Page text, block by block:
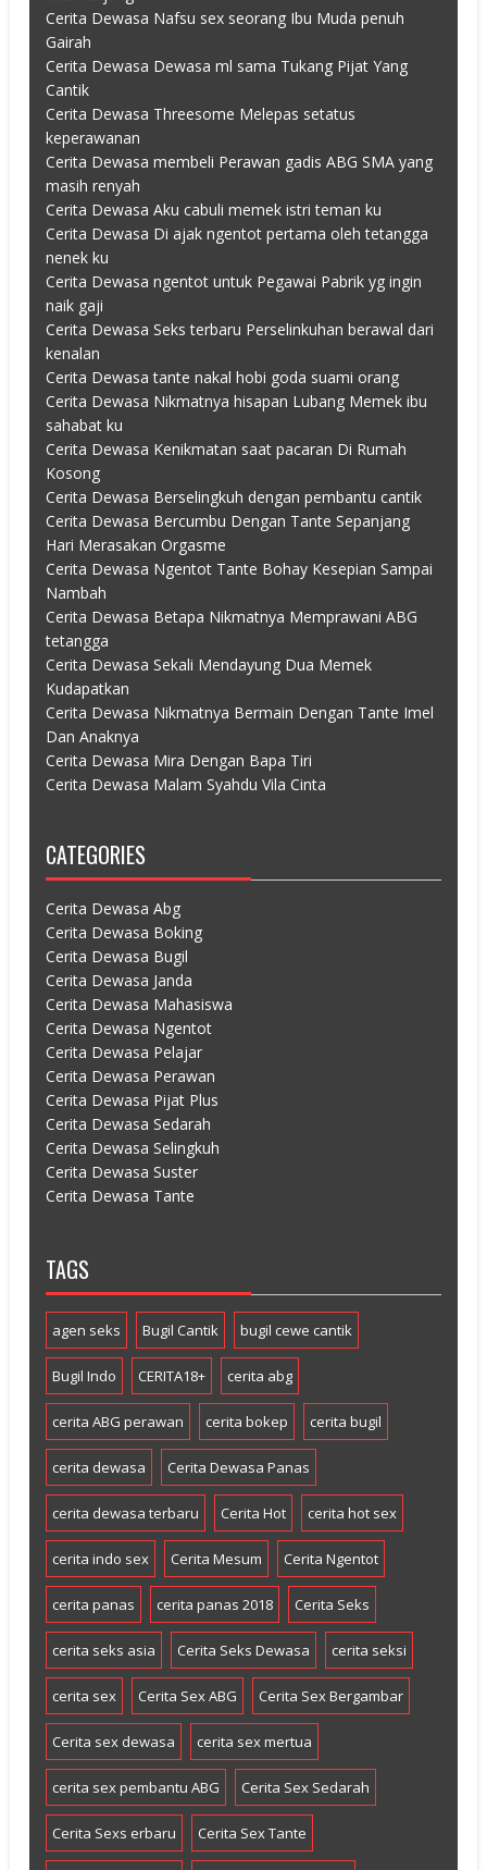
Cerita Dewasa Nafsu sex seorang Ibu Muda penuh
Gairah
Cerita Dewasa Dewasa ml sama Tukang Pijat Yang
Cantik
Cerita Dewasa Threesome Melepas setatus
keperawanan
Cerita Dewasa membeli Perawan gadis ABG SMA yang
masih renyah
Cerita Dewasa Aku cabuli memek istri teman ku
Cerita Dewasa Di ajak ngentot pertama oleh tetangga
nenek ku
Cerita Dewasa ngentot untuk Pegawai Pabrik yg ingin
naik gaji
Cerita Dewasa Seks terbaru Perselinkuhan berawal dari
kenalan
Cerita Dewasa tante nakal hobi goda suami orang
Cerita Dewasa Nikmatnya hisapan Lubang Memek ibu
sahabat ku
Cerita Dewasa Kenikmatan saat pacaran Di Rumah
Kosong
Cerita Dewasa Berselingkuh dengan pembantu cantik
Cerita Dewasa Bercumbu Dengan Tante Sepanjang
Hari Merasakan Orgasme
Cerita Dewasa Ngentot Tante Bohay Kesepian Sampai
Nambah
Cerita Dewasa Betapa Nikmatnya Memprawani ABG
tetangga
Cerita Dewasa Sekali Mendayung Dua Memek
Kudapatkan
Cerita Dewasa Nikmatnya Bermain Dengan Tante Imel
Dan Anaknya
Cerita Dewasa Mira Dengan Bapa Tiri
Cerita Dewasa Malam Syahdu Vila Cinta
CATEGORIES
Cerita Dewasa Abg
Cerita Dewasa Boking
Cerita Dewasa Bugil
Cerita Dewasa Janda
Cerita Dewasa Mahasiswa
Cerita Dewasa Ngentot
Cerita Dewasa Pelajar
Cerita Dewasa Perawan
Cerita Dewasa Pijat Plus
Cerita Dewasa Sedarah
Cerita Dewasa Selingkuh
Cerita Dewasa Suster
Cerita Dewasa Tante
TAGS
agen seks Bugil Cantik bugil cewe cantik
Bugil Indo CERITA18+ cerita abg
cerita ABG perawan cerita bokep cerita bugil
cerita dewasa Cerita Dewasa Panas
cerita dewasa terbaru Cerita Hot cerita hot sex
cerita indo sex Cerita Mesum Cerita Ngentot
cerita panas cerita panas 2018 Cerita Seks
cerita seks asia Cerita Seks Dewasa cerita seksi
cerita sex Cerita Sex ABG Cerita Sex Bergambar
Cerita sex dewasa cerita sex mertua
cerita sex pembantu ABG Cerita Sex Sedarah
Cerita Sexs erbaru Cerita Sex Tante